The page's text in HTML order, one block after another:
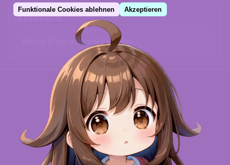
BIOGRAFIE
Keine Biografie vorhanden.
INFORMATIONSPOOL
Quellen
Namensnennungen
Danksagungen
Funktionale Cookies ablehnen Akzeptieren